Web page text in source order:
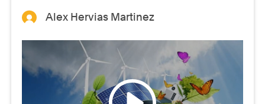
Alex Hervias Martinez